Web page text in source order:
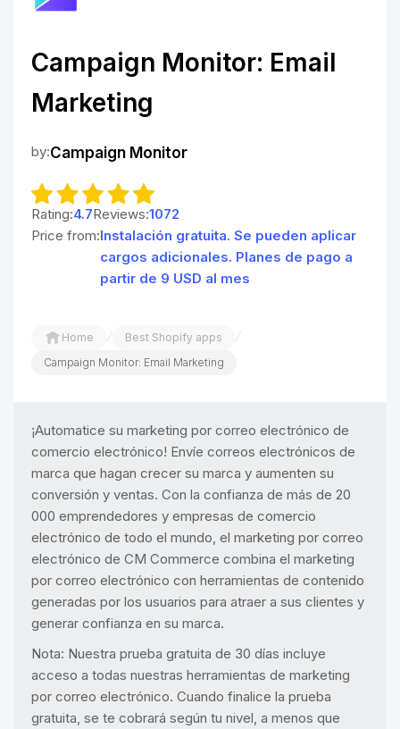
Campaign Monitor: Email
Marketing
by:Campaign Monitor
Rating:4.7Reviews:1072
Price from:Instalación gratuita. Se pueden aplicar
cargos adicionales. Planes de pago a
partir de 9 USD al mes
Home / Best Shopify apps /
Campaign Monitor: Email Marketing
¡Automatice su marketing por correo electrónico de
comercio electrónico! Envíe correos electrónicos de
marca que hagan crecer su marca y aumenten su
conversión y ventas. Con la confianza de más de 20
000 emprendedores y empresas de comercio
electrónico de todo el mundo, el marketing por correo
electrónico de CM Commerce combina el marketing
por correo electrónico con herramientas de contenido
generadas por los usuarios para atraer a sus clientes y
generar confianza en su marca.
Nota: Nuestra prueba gratuita de 30 días incluye
acceso a todas nuestras herramientas de marketing
por correo electrónico. Cuando finalice la prueba
gratuita, se te cobrará según tu nivel, a menos que